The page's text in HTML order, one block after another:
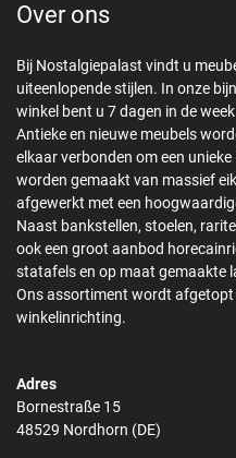
Over ons
Bij Nostalgiepalast vindt u
uiteenlopende stijlen. In onze
winkel bent u 7 dagen in de
Antieke en nieuwe meubels
elkaar verbonden om een
worden gemaakt van massief
afgewerkt met een
Naast bankstellen, stoelen,
ook een groot aanbod
statafels en op maat gemaakte
Ons assortiment wordt afgetopt
winkelinrichting.
Adres
Bornestraße 15
48529 Nordhorn (DE)